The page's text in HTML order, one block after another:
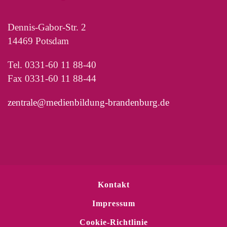
Dennis-Gabor-Str. 2
14469 Potsdam
Tel. 0331-60 11 88-40
Fax 0331-60 11 88-44
zentrale@medienbildung-brandenburg.de
Kontakt
Impressum
Cookie-Richtlinie